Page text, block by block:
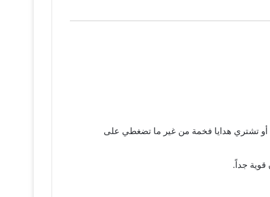
أو تشتري هدايا فخمة من غير ما تضغطي على
قوية جداً.